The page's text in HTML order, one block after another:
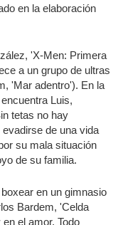
en la elaboración
'X-Men: Primera
a un grupo de ultras
'Mar adentro'). En la
Luis,
tetas no hay
de una vida
su mala situación
de su familia.
en un gimnasio
Bardem, 'Celda
el amor. Todo